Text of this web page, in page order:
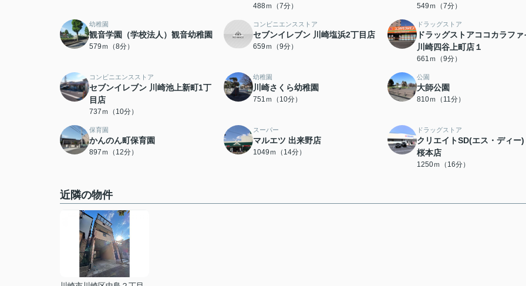
488ｍ（7分） 549ｍ（7分）
幼稚園
観音学園（学校法人）観音幼稚園
579ｍ（8分）
コンビニエンスストア
セブンイレブン 川崎塩浜2丁目店
659ｍ（9分）
ドラッグストア
ドラッグストアココカラファ
川崎四谷上町店１
661ｍ（9分）
コンビニエンスストア
セブンイレブン 川崎池上新町1丁
目店
737ｍ（10分）
幼稚園
川崎さくら幼稚園
751ｍ（10分）
公園
大師公園
810ｍ（11分）
保育園
かんのん町保育園
897ｍ（12分）
スーパー
マルエツ 出来野店
1049ｍ（14分）
ドラッグストア
クリエイトSD(エス・ディー
桜本店
1250ｍ（16分）
近隣の物件